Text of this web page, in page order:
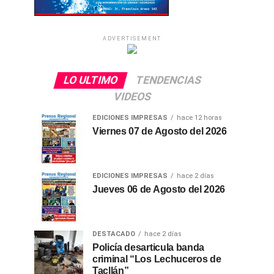
ADVERTISEMENT
LO ULTIMO
TENDENCIAS
VIDEOS
EDICIONES IMPRESAS hace 12 horas
Viernes 07 de Agosto del 2026
EDICIONES IMPRESAS hace 2 días
Jueves 06 de Agosto del 2026
DESTACADO hace 2 días
Policía desarticula banda
criminal “Los Lechuceros de
Tacllán”